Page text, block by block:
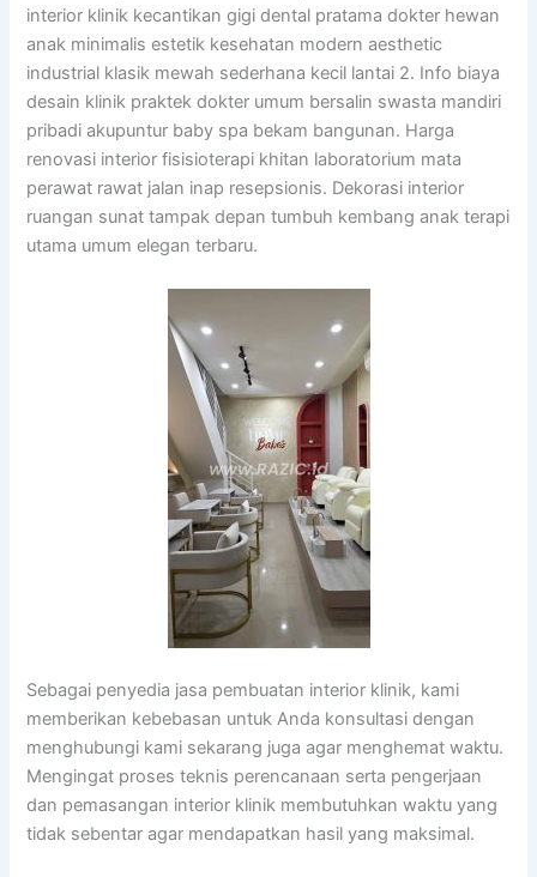
interior klinik kecantikan gigi dental pratama dokter hewan
anak minimalis estetik kesehatan modern aesthetic
industrial klasik mewah sederhana kecil lantai 2. Info biaya
desain klinik praktek dokter umum bersalin swasta mandiri
pribadi akupuntur baby spa bekam bangunan. Harga
renovasi interior fisisioterapi khitan laboratorium mata
perawat rawat jalan inap resepsionis. Dekorasi interior
ruangan sunat tampak depan tumbuh kembang anak terapi
utama umum elegan terbaru.
Sebagai penyedia jasa pembuatan interior klinik, kami
memberikan kebebasan untuk Anda konsultasi dengan
menghubungi kami sekarang juga agar menghemat waktu.
Mengingat proses teknis perencanaan serta pengerjaan
dan pemasangan interior klinik membutuhkan waktu yang
tidak sebentar agar mendapatkan hasil yang maksimal.